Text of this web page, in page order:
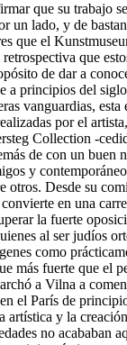
que su trabajo
un lado, y de
que el
que
de dar a
a principios del
vanguardias,
por el
Collection -
de con un buen
y
otros. Desde su
en una
la fuerte
al ser judíos
como
más fuerte que el
a Vilna a
el París de
artística y la
no acababan